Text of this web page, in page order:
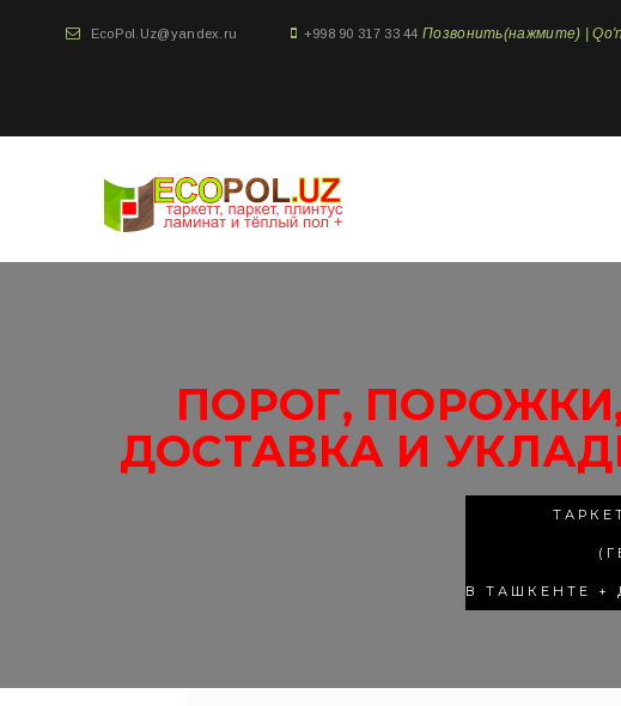
EcoPol.Uz@yandex.ru +998 90 317 33 44 Позвонить(нажмите) |
ПОРОГ,
ДОСТАВКА И
В ТАШКЕНТЕ +